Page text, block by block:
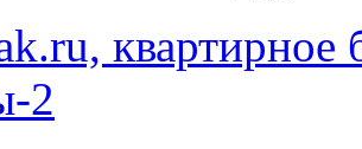
квартирное
2